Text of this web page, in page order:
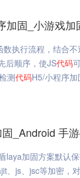
加固_小游戏
数执行流程，结合
后顺序，使JS代码
测代码H5/小程序
_Android 手
laya加固方案默认
、js、jsc等加密，